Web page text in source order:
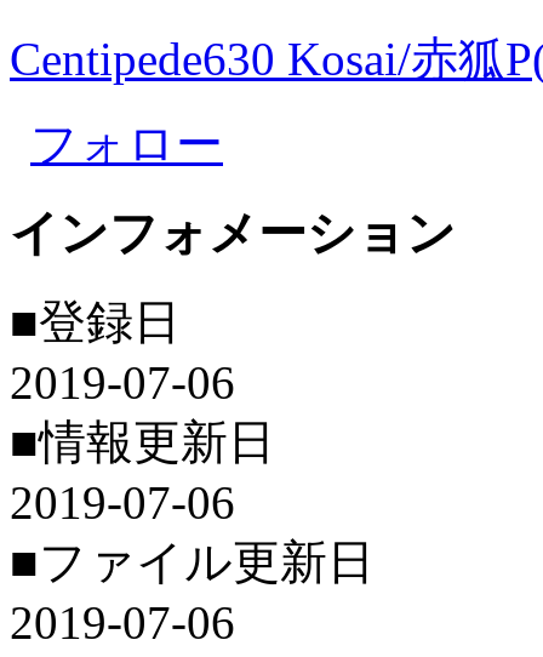
Centipede630 Kosai/赤狐
フォロー
インフォメーション
■登録日
2019-07-06
■情報更新日
2019-07-06
■ファイル更新日
2019-07-06